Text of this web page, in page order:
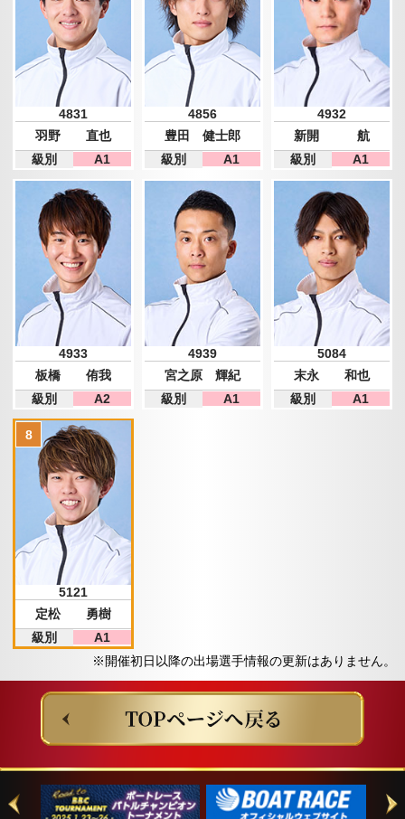
4831
羽野 直也
級別
A1
4856
豊田 健士郎
級別
A1
4932
新開 航
級別
A1
4933
板橋 侑我
級別
A2
4939
宮之原 輝紀
級別
A1
5084
末永 和也
級別
A1
5121
定松 勇樹
級別
A1
※開催初日以降の出場選手情報の更新はありません。